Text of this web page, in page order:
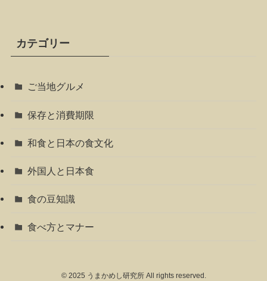
カテゴリー
ご当地グルメ
保存と消費期限
和食と日本の食文化
外国人と日本食
食の豆知識
食べ方とマナー
©2025 うまかめし研究所 All rights reserved.